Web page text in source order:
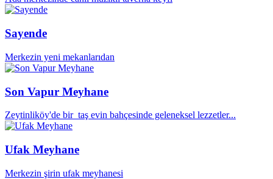
Sayende
Merkezin yeni mekanlarıdan
Son Vapur Meyhane
Zeytinliköy'de bir taş evin bahçesinde geleneksel lezzetler...
Ufak Meyhane
Merkezin şirin ufak meyhanesi